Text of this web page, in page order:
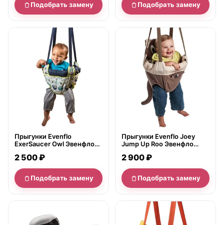
Подобрать замену Подобрать замену
нет в продаже
Прыгунки Evenflo
ExerSaucer Owl Эвенфло
2 500 ₽
Подобрать замену
нет в продаже
Прыгунки Evenflo Joey
Jump Up Roo Эвенфло
2 900 ₽
Подобрать замену
нет в продаже